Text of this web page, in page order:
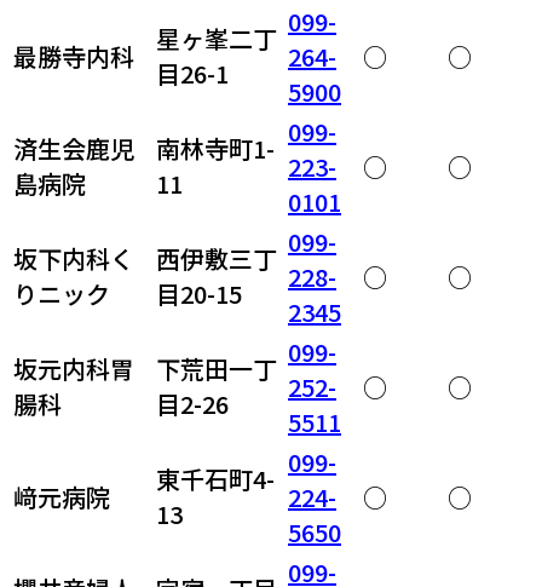
最勝寺内科
星ヶ峯二丁
目26-1
099-
264-
5900
○ ○
済生会鹿児
島病院
南林寺町1-
11
099-
223-
0101
○ ○
坂下内科く
りニック
西伊敷三丁
目20-15
099-
228-
2345
○ ○
坂元内科胃
腸科
下荒田一丁
目2-26
099-
252-
5511
○ ○
﨑元病院
東千石町4-
13
099-
224-
5650
○ ○
099-